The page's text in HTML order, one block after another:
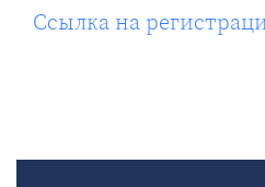
Ссылка на